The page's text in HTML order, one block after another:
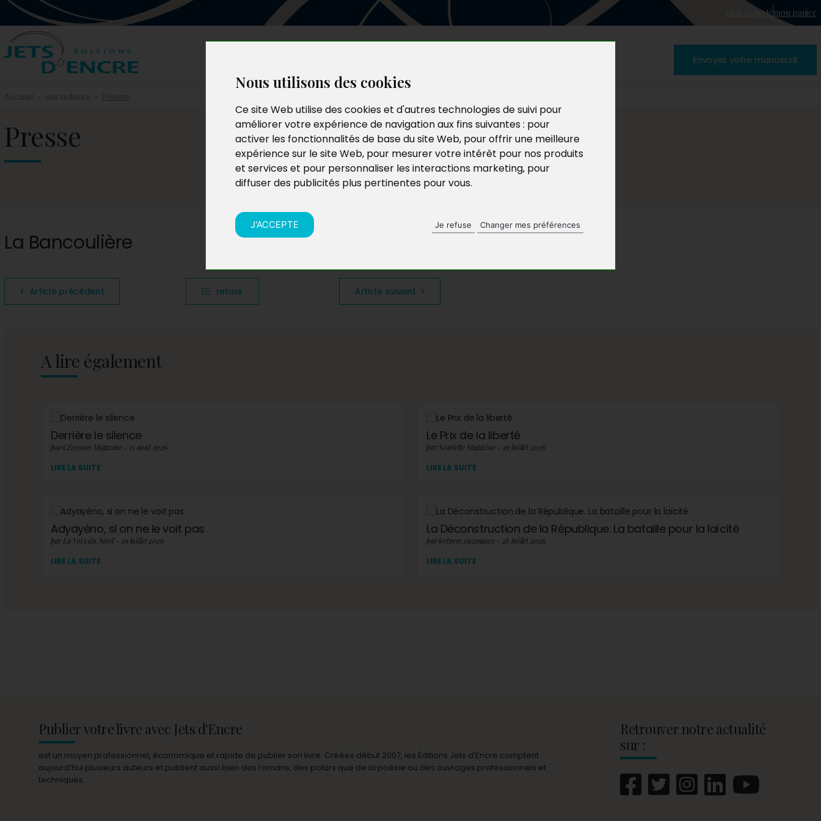
Nous utilisons des cookies
Ce site Web utilise des cookies et d'autres technologies de suivi pour
améliorer votre expérience de navigation aux fins suivantes : pour
activer les fonctionnalités de base du site Web, pour offrir une meilleure
expérience sur le site Web, pour mesurer votre intérêt pour nos produits
et services et pour personnaliser les interactions marketing, pour
diffuser des publicités plus pertinentes pour vous.
J'ACCEPTE Je refuse Changer mes préférences
mon comptemon panier
Envoyez votre manuscrit
Presse
La Bancoulière
Article précédent retour Article suivant
A lire également
Derrière le silence
par Cévennes Magazine - 15 août 2026
LIRE LA SUITE
Le Prix de la liberté
par Scarlette Magazine - 29 juillet 2026
LIRE LA SUITE
Adyayéno, si on ne le voit pas
par La Voix du Nord - 29 juillet 2026
LIRE LA SUITE
La Déconstruction de la République. La bataille pour la laïcité
par lectures.suzannees - 28 juillet 2026
LIRE LA SUITE
Publier votre livre avec Jets d'Encre
est un moyen professionnel, économique et rapide de publier son livre. Créées début 2007, les Éditions Jets d’Encre comptent
aujourd’hui plusieurs auteurs et publient aussi bien des romans, des polars que de la poésie ou des ouvrages professionnels et
techniques.
Retrouver notre actualité
sur :